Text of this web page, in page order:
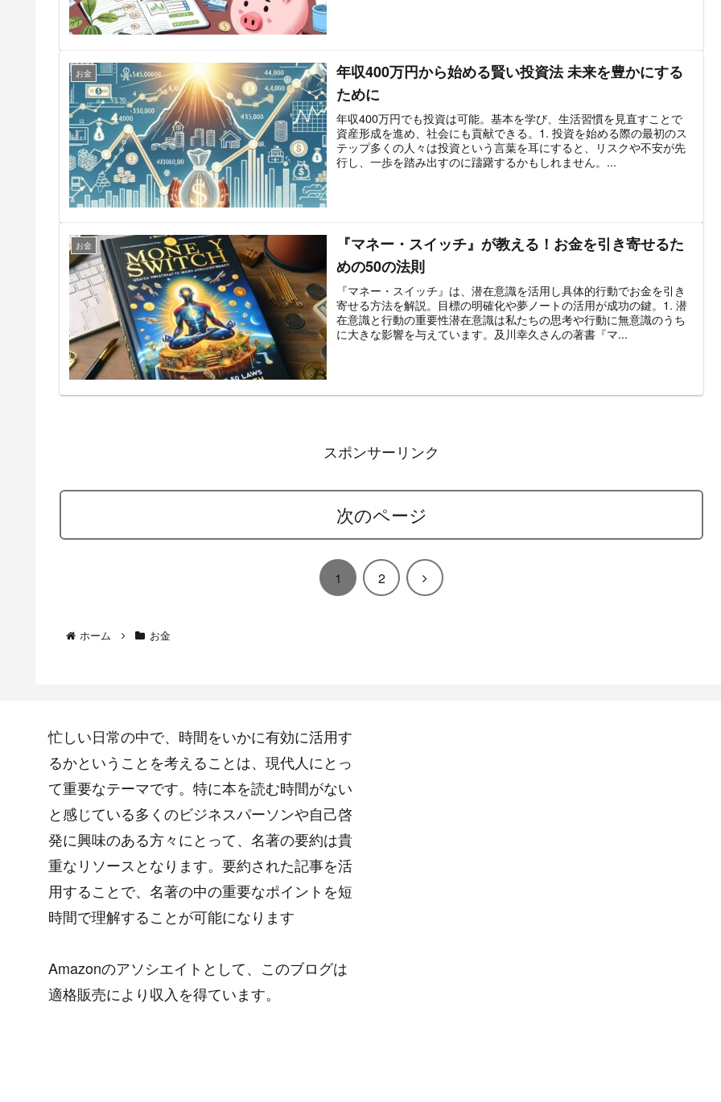
お金
年収400万円から始める賢い投資法 未来を豊かにする
ために
年収400万円でも投資は可能。基本を学び、生活習慣を見直すことで
資産形成を進め、社会にも貢献できる。1. 投資を始める際の最初のス
テップ多くの人々は投資という言葉を耳にすると、リスクや不安が先
行し、一歩を踏み出すのに躊躇するかもしれません。...
お金
『マネー・スイッチ』が教える！お金を引き寄せるた
めの50の法則
『マネー・スイッチ』は、潜在意識を活用し具体的行動でお金を引き
寄せる方法を解説。目標の明確化や夢ノートの活用が成功の鍵。1. 潜
在意識と行動の重要性潜在意識は私たちの思考や行動に無意識のうち
に大きな影響を与えています。及川幸久さんの著書『マ...
スポンサーリンク
次のページ
1 2
次
ホーム お金
忙しい日常の中で、時間をいかに有効に活用す
るかということを考えることは、現代人にとっ
て重要なテーマです。特に本を読む時間がない
と感じている多くのビジネスパーソンや自己啓
発に興味のある方々にとって、名著の要約は貴
重なリソースとなります。要約された記事を活
用することで、名著の中の重要なポイントを短
時間で理解することが可能になります
Amazonのアソシエイトとして、このブログは
適格販売により収入を得ています。